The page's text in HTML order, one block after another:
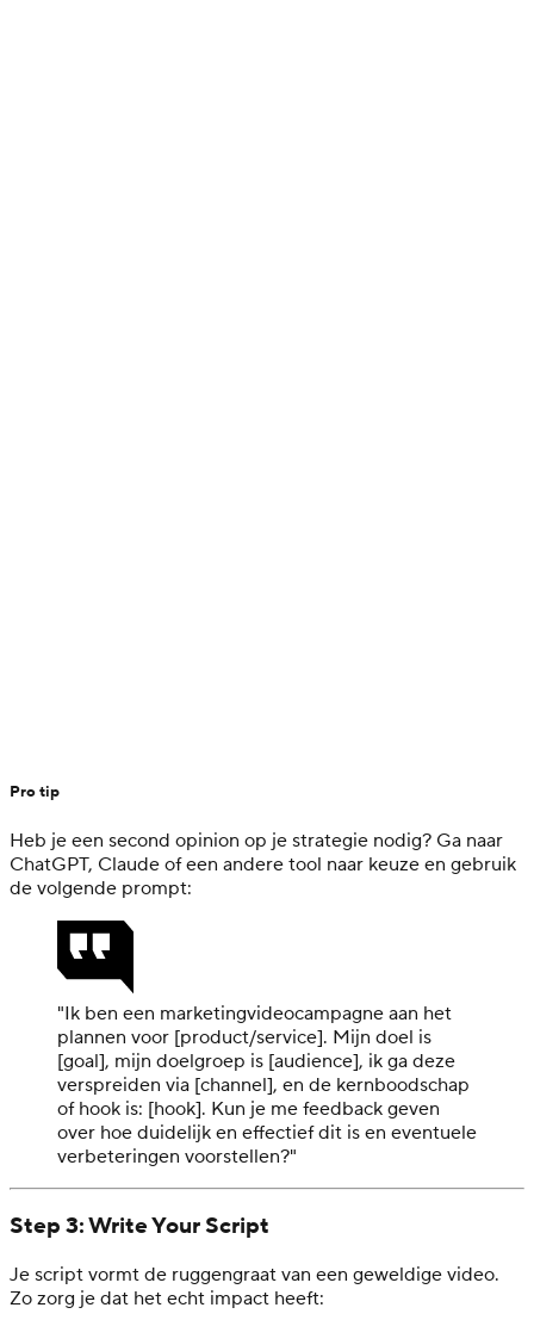
Pro tip
Heb je een second opinion op je strategie nodig? Ga naar
ChatGPT, Claude of een andere tool naar keuze en gebruik
de volgende prompt:
"Ik ben een marketingvideocampagne aan het
plannen voor [product/service]. Mijn doel is
[goal], mijn doelgroep is [audience], ik ga deze
verspreiden via [channel], en de kernboodschap
of hook is: [hook]. Kun je me feedback geven
over hoe duidelijk en effectief dit is en eventuele
verbeteringen voorstellen?"
Step 3: Write Your Script
Je script vormt de ruggengraat van een geweldige video.
Zo zorg je dat het echt impact heeft: